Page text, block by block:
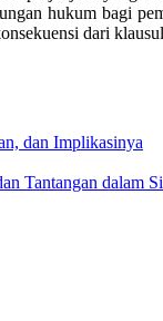
hukum bagi
dari
dan Implikasinya
Tantangan dalam